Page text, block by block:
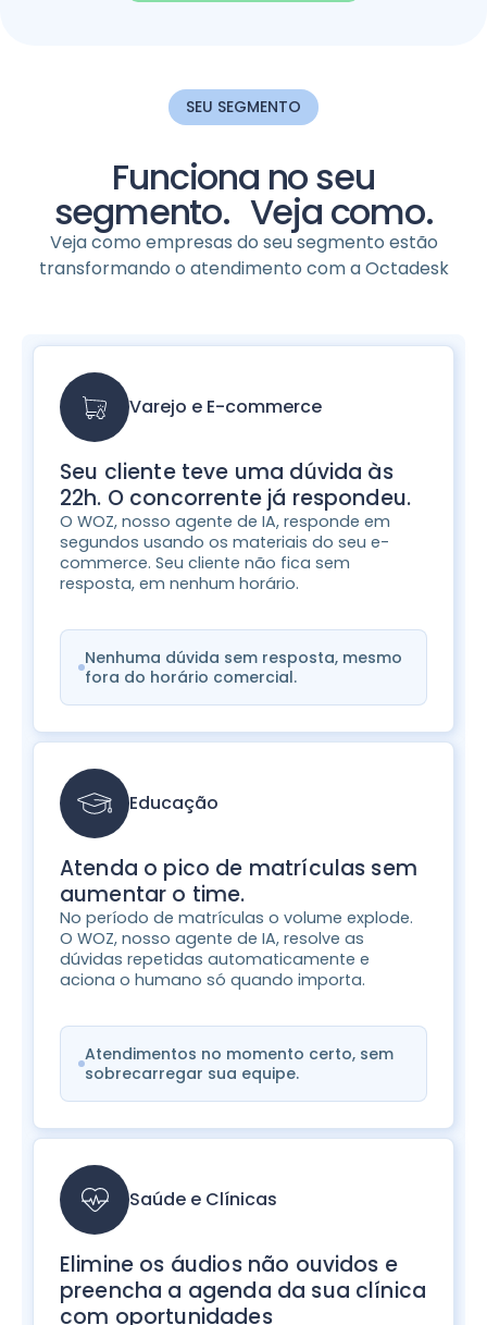
SEU SEGMENTO
Funciona no seu
segmento. Veja como.
Veja como empresas do seu segmento estão
transformando o atendimento com a Octadesk
Varejo e E-commerce
Seu cliente teve uma dúvida às
22h. O concorrente já respondeu.
O WOZ, nosso agente de IA, responde em
segundos usando os materiais do seu e-
commerce. Seu cliente não fica sem
resposta, em nenhum horário.
Nenhuma dúvida sem resposta, mesmo
fora do horário comercial.
Educação
Atenda o pico de matrículas sem
aumentar o time.
No período de matrículas o volume explode.
O WOZ, nosso agente de IA, resolve as
dúvidas repetidas automaticamente e
aciona o humano só quando importa.
Atendimentos no momento certo, sem
sobrecarregar sua equipe.
Saúde e Clínicas
Elimine os áudios não ouvidos e
preencha a agenda da sua clínica
com oportunidades